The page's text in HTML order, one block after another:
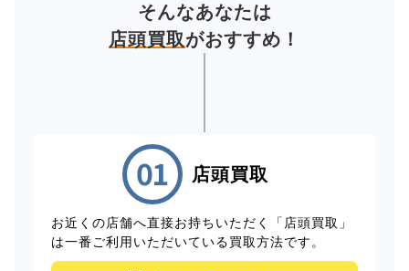
そんなあなたは
店頭買取がおすすめ！
店頭買取
お近くの店舗へ直接お持ちいただく「店頭買取」
は一番ご利用いただいている買取方法です。